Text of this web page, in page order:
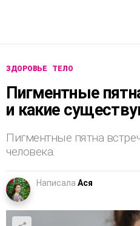
ЗДОРОВЬЕ ТЕЛО
Пигментные
и какие
Пигментные пятна
человека.
Написала Ася